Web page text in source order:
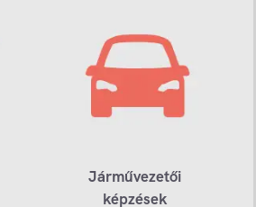
Járművezetői
képzések